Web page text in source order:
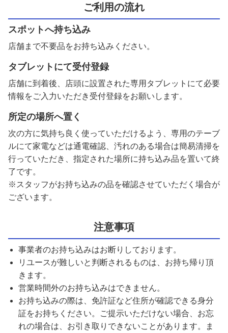
ご利用の流れ
スポットへ持ち込み
店舗まで不要品をお持ち込みください。
タブレットにて受付登録
店舗に到着後、店頭に設置された専用タブレットにて必要
情報をご入力いただき受付登録をお願いします。
所定の場所へ置く
次の方に気持ち良く使っていただけるよう、専用のテーブ
ルにて家電などは通電確認、汚れのある場合は簡易清掃を
行っていただき、指定された場所に持ち込み品を置いて終
了です。
※スタッフがお持ち込みの品を確認させていただく場合が
ございます。
注意事項
事業者のお持ち込みはお断りしております。
リユースが難しいと判断されるものは、お持ち帰り頂
きます。
営業時間外のお持ち込みはできません。
お持ち込みの際は、免許証など住所が確認できる身分
証をお持ちください。ご提示いただけない場合、お忘
れの場合は、お引き取りできないことがあります。ま